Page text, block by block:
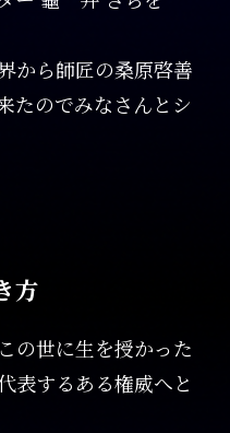
から師匠の桑原啓善
たのでみなさんとシ
方
の世に生を授かった
表するある権威へと